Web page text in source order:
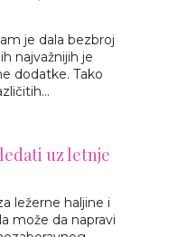
je dala bezbroj
najvažnijih je
dodatke. Tako
uz letnje
ležerne haljine i
može da napravi